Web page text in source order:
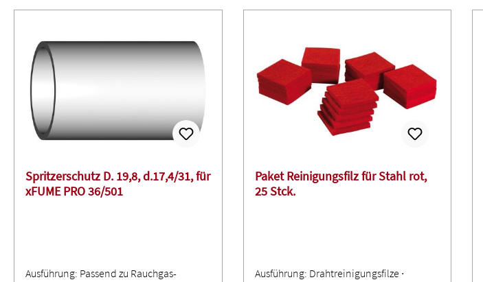
Spritzerschutz D. 19,8, d.17,4/31, für
xFUME PRO 36/501
Ausführung: Passend zu Rauchgas-
Paket Reinigungsfilz für Stahl rot,
25 Stck.
Ausführung: Drahtreinigungsfilze ∙